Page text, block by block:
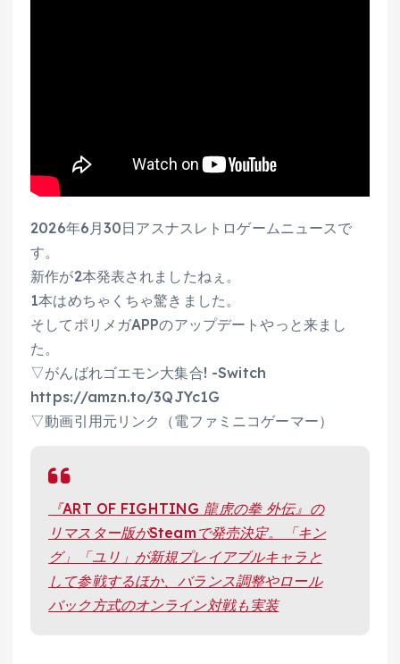
2026年6月30日アスナスレトロゲームニュースで
す。
新作が2本発表されましたねぇ。
1本はめちゃくちゃ驚きました。
そしてポリメガAPPのアップデートやっと来まし
た。
▽がんばれゴエモン大集合! -Switch
https://amzn.to/3QJYc1G
▽動画引用元リンク（電ファミニコゲーマー）
『ART OF FIGHTING 龍虎の拳 外伝』の
リマスター版がSteamで発売決定。「キン
グ」「ユリ」が新規プレイアブルキャラと
して参戦するほか、バランス調整やロール
バック方式のオンライン対戦も実装